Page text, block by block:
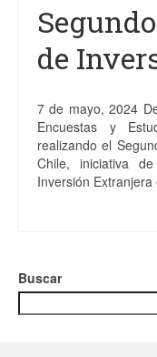
de
7 de mayo, 2024
Encuestas y
realizando el
Chile, iniciativa
Inversión
Buscar